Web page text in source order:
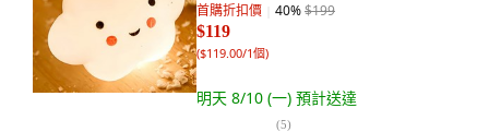
首購折扣價 40%$199
$119
($119.00/1個)
明天 8/10 (一) 預計送達
(5)